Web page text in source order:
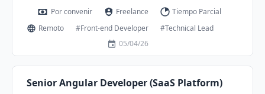
tener referencias de empresas en las que haya
trabajado. Trabajos a realizar: - Diseñar toda la
arquitectura Front-end - desarrollar todo los
arquetipos de lado Front-end - Guiar al arquipo Front-
end - Reuniones con el equipo Le esperamos para
que se una a nuestro equipo. Contactar WhatsApp
+56998000360
Por convenir Freelance
Tiempo Parcial
Remoto
#Front-end Developer
#Technical Lead
05/04/26
Senior Angular Developer (SaaS Platform)